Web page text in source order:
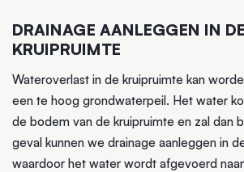
DRAINAGE AANLEGGEN IN DE
KRUIPRUIMTE
Wateroverlast in de kruipruimte kan
een te hoog grondwaterpeil. Het water
de bodem van de kruipruimte en zal dan
geval kunnen we drainage aanleggen in
waardoor het water wordt afgevoerd